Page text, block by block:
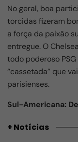
No geral, boa
torcidas fizeram
a força da paixão
entregue. O
todo poderoso
“cassetada” que
parisienses.
Sul-Americana:
+ Notícias